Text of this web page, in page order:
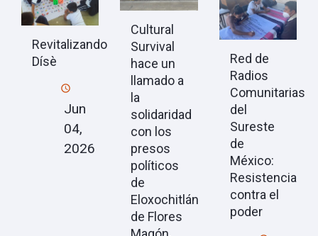
Revitalizando
Dísè
Jun
04,
2026
Cultural
Survival
hace un
llamado a
la
solidaridad
con los
presos
políticos
de
Eloxochitlán
de Flores
Red de
Radios
Comunitarias
del
Sureste
de
México:
Resistencia
contra el
poder